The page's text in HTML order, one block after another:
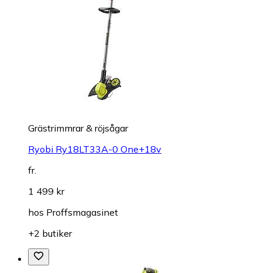
Grästrimmrar & röjsågar
Ryobi Ry18LT33A-0 One+18v
fr.
1 499 kr
hos Proffsmagasinet
+2 butiker